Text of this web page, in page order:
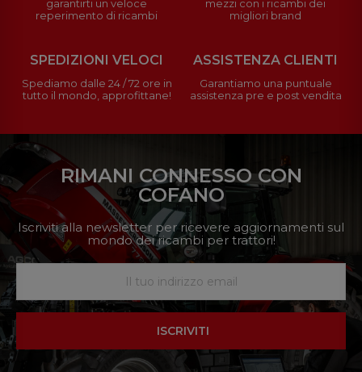
garantirti un veloce
reperimento di ricambi
mezzi con i ricambi dei
migliori brand
SPEDIZIONI VELOCI
Spediamo dalle 24 / 72 ore in
tutto il mondo, approfittane!
ASSISTENZA CLIENTI
Garantiamo una puntuale
assistenza pre e post vendita
RIMANI CONNESSO CON
COFANO
Iscriviti alla newsletter per ricevere aggiornamenti sul
mondo dei ricambi per trattori!
ISCRIVITI